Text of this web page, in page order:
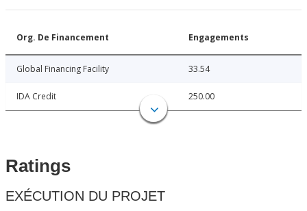
Org. De Financement Engagements
Global Financing Facility 33.54
IDA Credit 250.00
Ratings
EXÉCUTION DU PROJET